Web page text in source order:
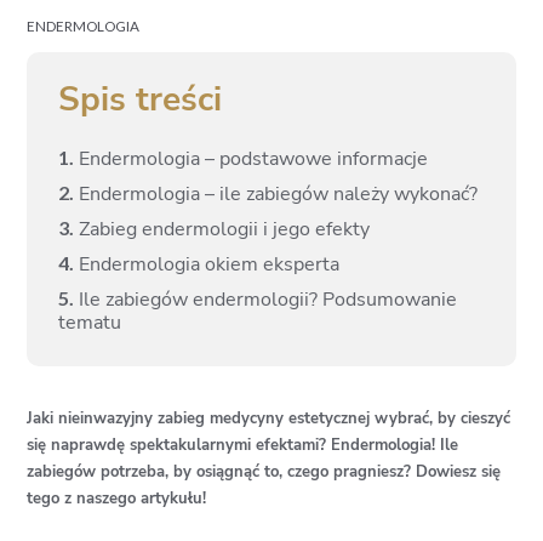
ENDERMOLOGIA
Spis treści
1. Endermologia – podstawowe informacje
2. Endermologia – ile zabiegów należy wykonać?
3. Zabieg endermologii i jego efekty
4. Endermologia okiem eksperta
5. Ile zabiegów endermologii? Podsumowanie
tematu
Jaki nieinwazyjny zabieg medycyny estetycznej wybrać, by cieszyć
się naprawdę spektakularnymi efektami? Endermologia! Ile
zabiegów potrzeba, by osiągnąć to, czego pragniesz? Dowiesz się
tego z naszego artykułu!